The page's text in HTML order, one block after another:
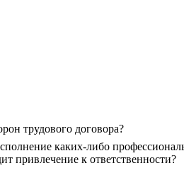
трудового договора?
каких-либо
привлечение к ответственности?